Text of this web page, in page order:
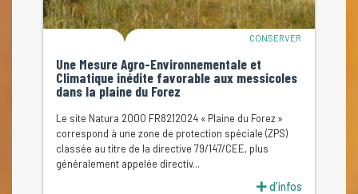
CONSERVER
Une Mesure Agro-Environnementale et
Climatique inédite favorable aux messicoles
dans la plaine du Forez
Le site Natura 2000 FR8212024 « Plaine du Forez »
correspond à une zone de protection spéciale (ZPS)
classée au titre de la directive 79/147/CEE, plus
généralement appelée directiv...
d'infos